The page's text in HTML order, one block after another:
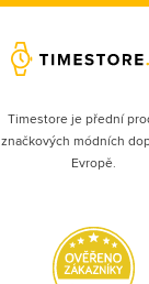
Timestore je přední
značkových módních
Evropě.